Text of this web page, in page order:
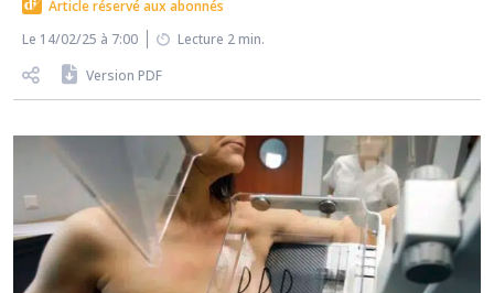
Article réservé aux abonnés
Le 14/02/25 à 7:00
Lecture 2 min.
Version PDF